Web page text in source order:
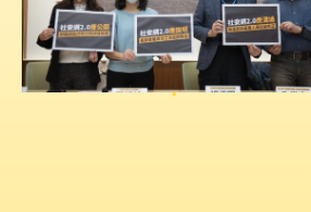
情
系
統